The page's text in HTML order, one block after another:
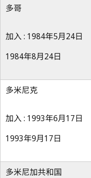
多哥
加入 : 1984年5月24日
1984年8月24日
多米尼克
加入 : 1993年6月17日
1993年9月17日
多米尼加共和国